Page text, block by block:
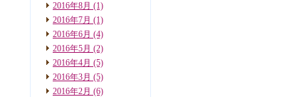
2016年8月 (1)
2016年7月 (1)
2016年6月 (4)
2016年5月 (2)
2016年4月 (5)
2016年3月 (5)
2016年2月 (6)